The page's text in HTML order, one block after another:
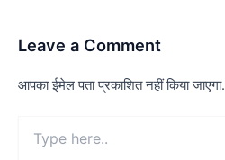
Leave a Comment
आपका ईमेल पता प्रकाशित नहीं किया जाएगा.
here..